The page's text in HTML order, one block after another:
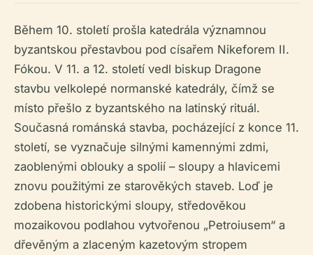
Během 10. století prošla katedrála významnou
byzantskou přestavbou pod císařem Nikeforem II.
Fókou. V 11. a 12. století vedl biskup Dragone
stavbu velkolepé normanské katedrály, čímž se
místo přešlo z byzantského na latinský rituál.
Současná románská stavba, pocházející z konce 11.
století, se vyznačuje silnými kamennými zdmi,
zaoblenými oblouky a spolií – sloupy a hlavicemi
znovu použitými ze starověkých staveb. Loď je
zdobena historickými sloupy, středověkou
mozaikovou podlahou vytvořenou „Petroiusem“ a
dřevěným a zlaceným kazetovým stropem